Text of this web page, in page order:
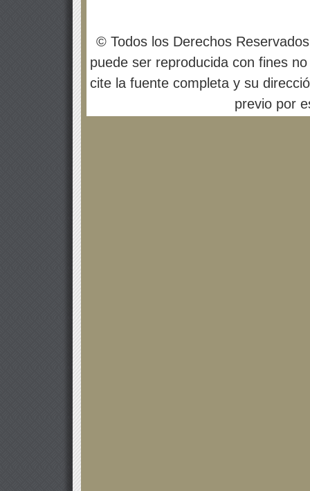
© Todos los Derechos
puede ser reproducida con fines
cite la fuente completa y su
previo por